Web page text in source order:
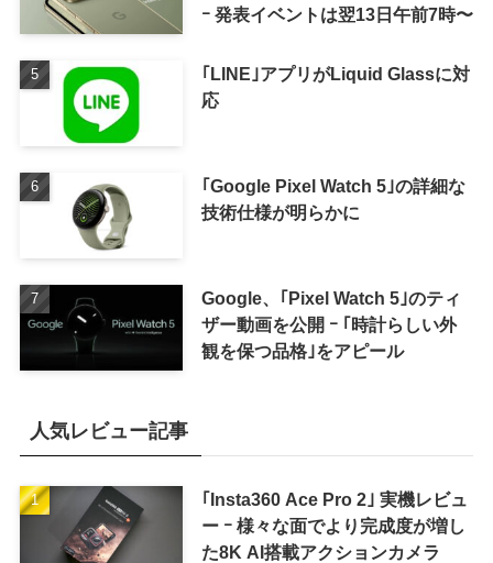
ｰ 発表イベントは翌13日午前7時〜
｢LINE｣アプリがLiquid Glassに対
応
｢Google Pixel Watch 5｣の詳細な
技術仕様が明らかに
Google、｢Pixel Watch 5｣のティ
ザー動画を公開 ｰ ｢時計らしい外
観を保つ品格｣をアピール
人気レビュー記事
｢Insta360 Ace Pro 2｣ 実機レビュ
ー ｰ 様々な面でより完成度が増し
た8K AI搭載アクションカメラ